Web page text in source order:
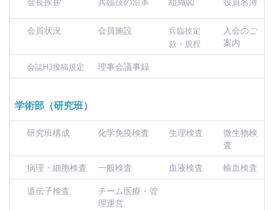
会員状況 会員施設
兵臨技定
款・規程
入会のご
案内
会誌HJ投稿規定 理事会議事録
学術部（研究班）
研究班構成 化学免疫検査 生理検査
微生物検
査
病理・細胞検査
一般検査 血液検査
輸血検査
遺伝子検査
チーム医療・管
理運営